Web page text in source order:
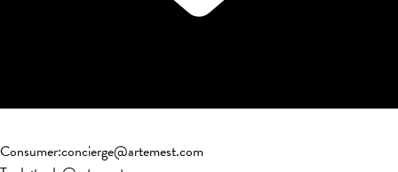
Consumer:concierge@artemest.com